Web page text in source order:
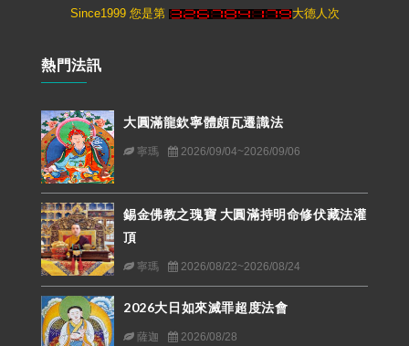
Since1999 您是第 大德人次
熱門法訊
大圓滿龍欽寧體頗瓦遷識法
寧瑪 2026/09/04~2026/09/06
錫金佛教之瑰寶 大圓滿持明命修伏藏法灌
頂
寧瑪 2026/08/22~2026/08/24
2026大日如來滅罪超度法會
薩迦 2026/08/28